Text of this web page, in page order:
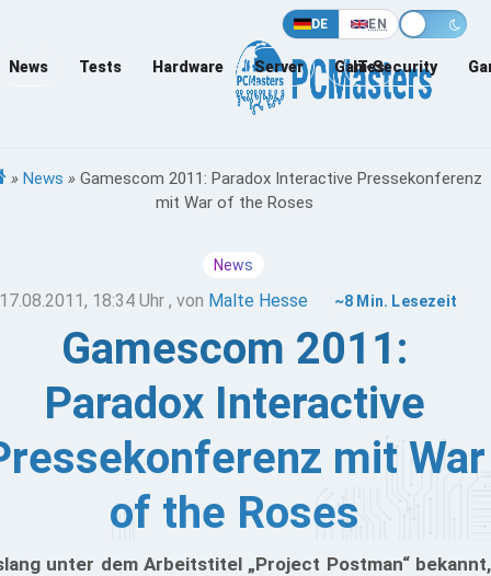
DE EN
News Tests Hardware Server Games
IT-Security
» News » Gamescom 2011: Paradox Interactive Pressekonferenz
mit War of the Roses
News
18:34 Uhr , von Malte Hesse ~8 Min. Lesezeit
Gamescom 2011:
Paradox Interactive
mit War
of the Roses
unter dem Arbeitstitel „Project Postman“ bekannt,